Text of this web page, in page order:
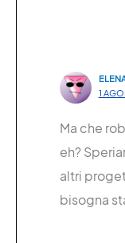
1
Ma che
eh?
altri
bisogna